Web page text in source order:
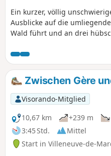
Ein kurzer, völlig
Ausblicke auf die
Wald führt und an drei
Zwischen Gère
Visorando-Mitglied
10,67 km
+239 m
3:45 Std.
Mittel
Start in Villeneuve-de-